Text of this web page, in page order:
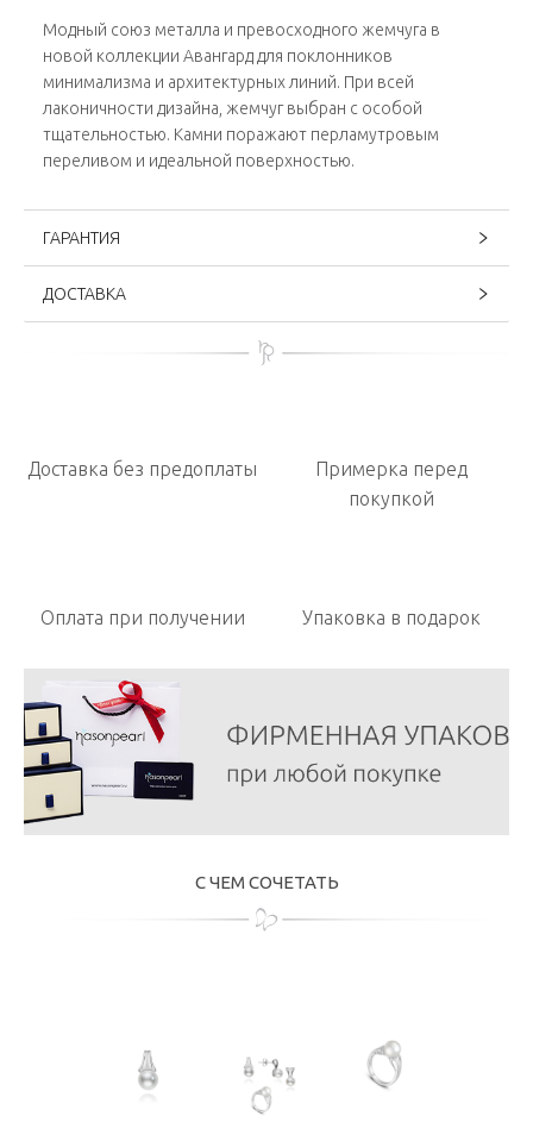
Модный союз металла и превосходного жемчуга в
новой коллекции Авангард для поклонников
минимализма и архитектурных линий. При всей
лаконичности дизайна, жемчуг выбран с особой
тщательностью. Камни поражают перламутровым
переливом и идеальной поверхностью.
ГАРАНТИЯ
ДОСТАВКА
Доставка без предоплаты
Примерка перед
покупкой
Оплата при получении Упаковка в подарок
С ЧЕМ СОЧЕТАТЬ